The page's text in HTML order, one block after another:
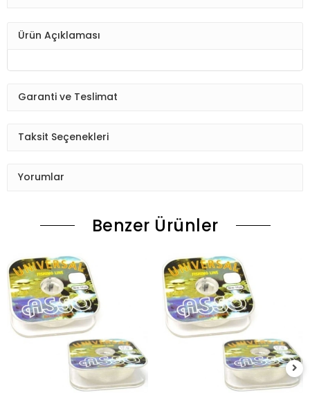
Ürün Açıklaması
Garanti ve Teslimat
Taksit Seçenekleri
Yorumlar
Benzer Ürünler